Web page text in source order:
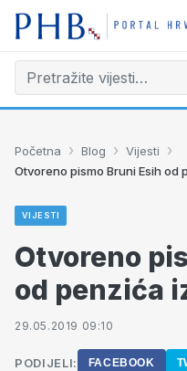
Početna › Blog › Vijesti ›
Otvoreno pismo Bruni Esih od
VIJESTI
Otvoreno
od penzića
29.05.2019 09:10
PODIJELI: FACEBOOK